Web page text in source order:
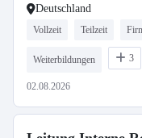
Deutschland
Vollzeit Teilzeit
Weiterbildungen 3
02.08.2026